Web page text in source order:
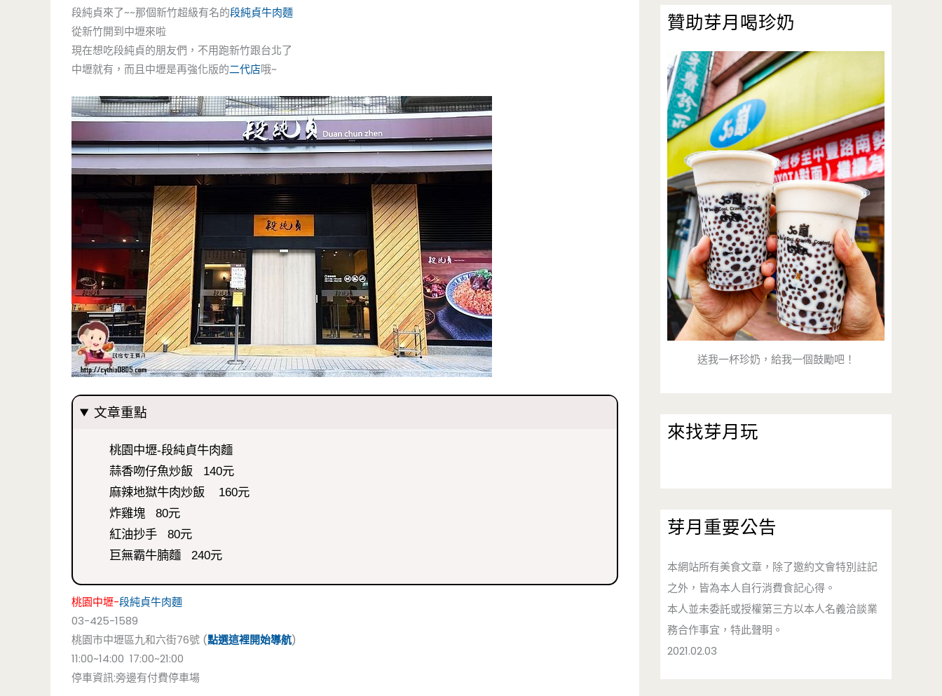
段純貞來了~~那個新竹超級有名的段純貞牛肉麵
從新竹開到中壢來啦
現在想吃段純貞的朋友們，不用跑新竹跟台北了
中壢就有，而且中壢是再強化版的二代店哦~
文章重點
桃園中壢-段純貞牛肉麵
蒜香吻仔魚炒飯 140元
麻辣地獄牛肉炒飯 160元
炸雞塊 80元
紅油抄手 80元
巨無霸牛腩麵 240元
桃園中壢-段純貞牛肉麵
03-425-1589
桃園市中壢區九和六街76號 (點選這裡開始導航)
11:00~14:00 17:00~21:00
停車資訊:旁邊有付費停車場
贊助芽月喝珍奶
送我一杯珍奶，給我一個鼓勵吧！
來找芽月玩
芽月重要公告
本網站所有美食文章，除了邀約文會特別註記
之外，皆為本人自行消費食記心得。
本人並未委託或授權第三方以本人名義洽談業
務合作事宜，特此聲明。
2021.02.03